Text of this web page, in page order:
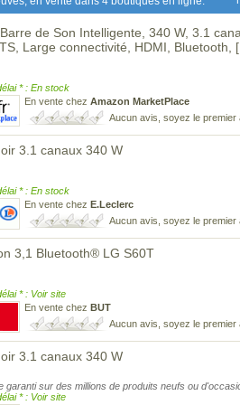
de Son Intelligente, 340 W, 3.1
Large connectivité, HDMI, Bluetooth,
* : En stock
En vente chez Amazon MarketPlace
Aucun avis, soyez le premier
3.1 canaux 340 W
* : En stock
En vente chez E.Leclerc
Aucun avis, soyez le premier
3,1 Bluetooth® LG S60T
* : Voir site
En vente chez BUT
Aucun avis, soyez le premier
3.1 canaux 340 W
garanti sur des millions de produits neufs ou
* : Voir site